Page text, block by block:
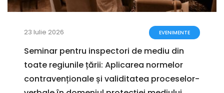
23 Iulie 2026 EVENIMENTE
Seminar pentru inspectori de mediu din
toate regiunile țării: Aplicarea normelor
contravenționale și validitatea proceselor-